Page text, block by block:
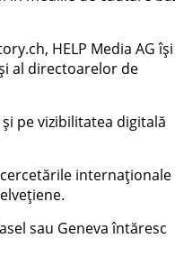
HELP Media AG își
al directoarelor de
pe vizibilitatea digitală
internaționale
sau Geneva întăresc